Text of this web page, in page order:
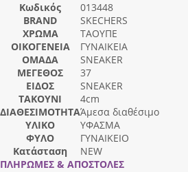
Κωδικός
013448
BRAND
SKECHERS
ΧΡΩΜΑ
ΤΑΟΥΠΕ
ΟΙΚΟΓΕΝΕΙΑ
ΓΥΝΑΙΚΕΙΑ
ΟΜΑΔΑ
SNEAKER
ΜΕΓΕΘΟΣ
37
ΕΙΔΟΣ
SNEAKER
ΤΑΚΟΥΝΙ
4cm
ΔΙΑΘΕΣΙΜΟΤΗΤΑΆμεσα διαθέσιμο
ΥΛΙΚΟ
ΥΦΑΣΜΑ
ΦΥΛΟ
ΓΥΝΑΙΚΕΙΟ
Κατάσταση
NEW
ΠΛΗΡΩΜΕΣ & ΑΠΟΣΤΟΛΕΣ